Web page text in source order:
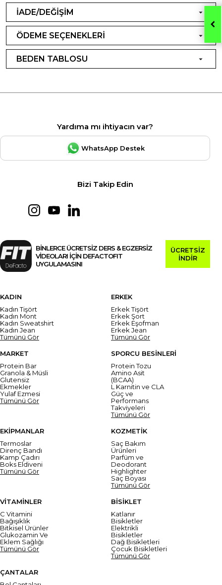
İADE/DEĞİŞİM
ÖDEME SEÇENEKLERİ
BEDEN TABLOSU
Yardıma mı ihtiyacın var?
WhatsApp Destek
Bizi Takip Edin
BİNLERCE ÜCRETSİZ DERS & EGZERSİZ
VİDEOLARI İÇİN DEFACTOFIT
UYGULAMASINI
ÜCRETSİZ
İNDİR
KADIN
Kadın Tişört
Kadın Mont
Kadın Sweatshirt
Kadın Jean
Tümünü Gör
ERKEK
Erkek Tişört
Erkek Şort
Erkek Eşofman
Erkek Jean
Tümünü Gör
MARKET
Protein Bar
Granola & Müsli
Glutensiz
Ekmekler
Yulaf Ezmesi
Tümünü Gör
SPORCU BESİNLERİ
Protein Tozu
Amino Asit
(BCAA)
L Karnitin ve CLA
Güç ve
Performans
Takviyeleri
Tümünü Gör
EKİPMANLAR
Termoslar
Direnç Bandı
Kamp Çadırı
Boks Eldiveni
Tümünü Gör
KOZMETİK
Saç Bakım
Ürünleri
Parfüm ve
Deodorant
Highlighter
Saç Boyası
Tümünü Gör
VİTAMİNLER
C Vitamini
Bağışıklık
Bitkisel Ürünler
Glukozamin Ve
Eklem Sağlığı
Tümünü Gör
BİSİKLET
Katlanır
Bisikletler
Elektrikli
Bisikletler
Dağ Bisikletleri
Çocuk Bisikletleri
Tümünü Gör
ÇANTALAR